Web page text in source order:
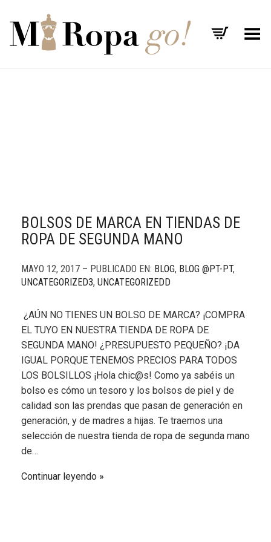
Menú
BOLSOS DE MARCA EN TIENDAS DE
ROPA DE SEGUNDA MANO
MAYO 12, 2017 – PUBLICADO EN: BLOG, BLOG @PT-PT,
UNCATEGORIZED3, UNCATEGORIZEDD
¿AÚN NO TIENES UN BOLSO DE MARCA? ¡COMPRA
EL TUYO EN NUESTRA TIENDA DE ROPA DE
SEGUNDA MANO! ¿PRESUPUESTO PEQUEÑO? ¡DA
IGUAL PORQUE TENEMOS PRECIOS PARA TODOS
LOS BOLSILLOS ¡Hola chic@s! Como ya sabéis un
bolso es cómo un tesoro y los bolsos de piel y de
calidad son las prendas que pasan de generación en
generación, y de madres a hijas. Te traemos una
selección de nuestra tienda de ropa de segunda mano
de…
Continuar leyendo